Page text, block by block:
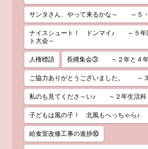
サンタさん、やって来るかな～ ～５
ナイスシュート！ ドンマイ♪ ～５年
ト大会～
人権標語 長縄集会③ ～２年と４
ご協力ありがとうございました。 ～
私のも見てくださ～い♪ ～２年生
子どもは風の子！ 北風もへっちゃら
給食室改修工事の進捗⑩